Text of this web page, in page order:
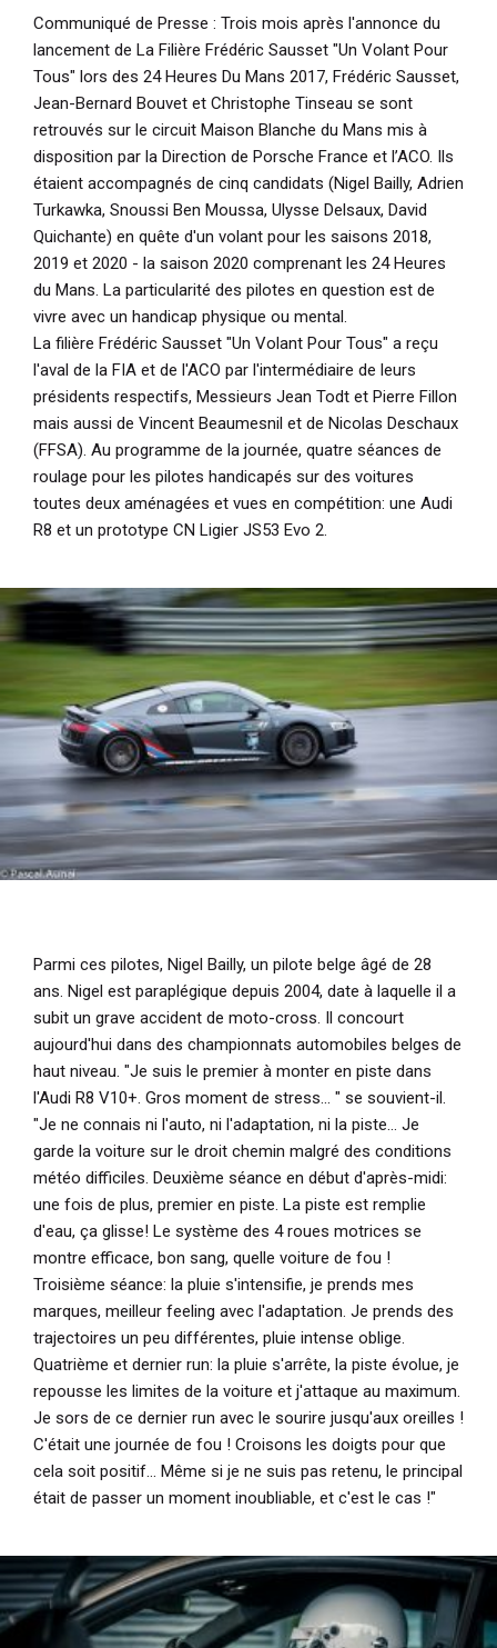
Communiqué de Presse : Trois mois après l'annonce du
lancement de La Filière Frédéric Sausset "Un Volant Pour
Tous" lors des 24 Heures Du Mans 2017, Frédéric Sausset,
Jean-Bernard Bouvet et Christophe Tinseau se sont
retrouvés sur le circuit Maison Blanche du Mans mis à
disposition par la Direction de Porsche France et l’ACO. Ils
étaient accompagnés de cinq candidats (Nigel Bailly, Adrien
Turkawka, Snoussi Ben Moussa, Ulysse Delsaux, David
Quichante) en quête d'un volant pour les saisons 2018,
2019 et 2020 - la saison 2020 comprenant les 24 Heures
du Mans. La particularité des pilotes en question est de
vivre avec un handicap physique ou mental.
La filière Frédéric Sausset "Un Volant Pour Tous" a reçu
l'aval de la FIA et de l'ACO par l'intermédiaire de leurs
présidents respectifs, Messieurs Jean Todt et Pierre Fillon
mais aussi de Vincent Beaumesnil et de Nicolas Deschaux
(FFSA). Au programme de la journée, quatre séances de
roulage pour les pilotes handicapés sur des voitures
toutes deux aménagées et vues en compétition: une Audi
R8 et un prototype CN Ligier JS53 Evo 2.
Parmi ces pilotes, Nigel Bailly, un pilote belge âgé de 28
ans. Nigel est paraplégique depuis 2004, date à laquelle il a
subit un grave accident de moto-cross. Il concourt
aujourd'hui dans des championnats automobiles belges de
haut niveau. "Je suis le premier à monter en piste dans
l'Audi R8 V10+. Gros moment de stress... " se souvient-il.
"Je ne connais ni l'auto, ni l'adaptation, ni la piste... Je
garde la voiture sur le droit chemin malgré des conditions
météo difficiles. Deuxième séance en début d'après-midi:
une fois de plus, premier en piste. La piste est remplie
d'eau, ça glisse! Le système des 4 roues motrices se
montre efficace, bon sang, quelle voiture de fou !
Troisième séance: la pluie s'intensifie, je prends mes
marques, meilleur feeling avec l'adaptation. Je prends des
trajectoires un peu différentes, pluie intense oblige.
Quatrième et dernier run: la pluie s'arrête, la piste évolue, je
repousse les limites de la voiture et j'attaque au maximum.
Je sors de ce dernier run avec le sourire jusqu'aux oreilles !
C'était une journée de fou ! Croisons les doigts pour que
cela soit positif... Même si je ne suis pas retenu, le principal
était de passer un moment inoubliable, et c'est le cas !"